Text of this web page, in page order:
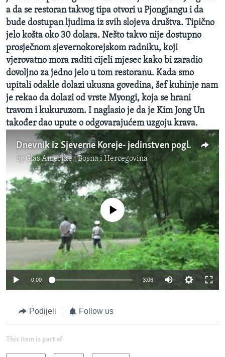
a da se restoran takvog tipa otvori u Pjongjangu i da
bude dostupan ljudima iz svih slojeva društva. Tipično
jelo košta oko 30 dolara. Nešto takvo nije dostupno
prosječnom sjevernokorejskom radniku, koji
vjerovatno mora raditi cijeli mjesec kako bi zaradio
dovoljno za jedno jelo u tom restoranu. Kada smo
upitali odakle dolazi ukusna govedina, šef kuhinje nam
je rekao da dolazi od vrste Myongi, koja se hrani
travom i kukuruzom. I naglasio je da je Kim Jong Un
također dao upute o odgovarajućem uzgoju krava.
Dnevnik iz Sjeverne Koreje- jedinstven pogled na život u toj zemlji
by Glas Amerike | Bosna i Hercegovina
No media source currently available
0:00 3:06
Podijeli Follow us
This item is part of